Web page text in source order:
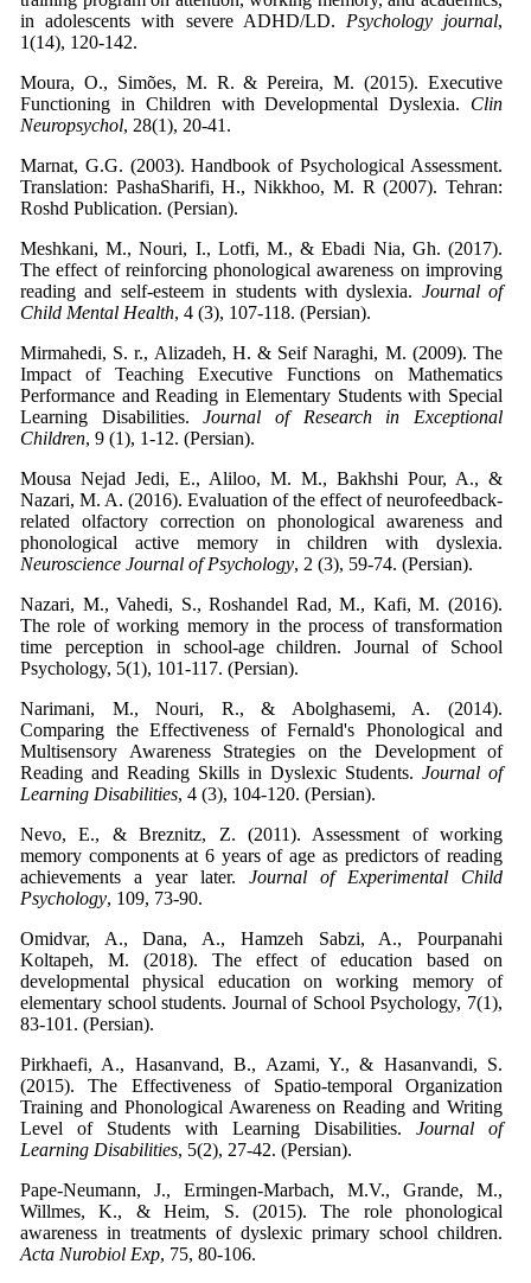
in adolescents with severe ADHD/LD. Psychology journal,
1(14), 120-142.
Moura, O., Simões, M. R. & Pereira, M. (2015). Executive
Functioning in Children with Developmental Dyslexia. Clin
Neuropsychol, 28(1), 20-41.
Marnat, G.G. (2003). Handbook of Psychological Assessment.
Translation: PashaSharifi, H., Nikkhoo, M. R (2007). Tehran:
Roshd Publication. (Persian).
Meshkani, M., Nouri, I., Lotfi, M., & Ebadi Nia, Gh. (2017).
The effect of reinforcing phonological awareness on improving
reading and self-esteem in students with dyslexia. Journal of
Child Mental Health, 4 (3), 107-118. (Persian).
Mirmahedi, S. r., Alizadeh, H. & Seif Naraghi, M. (2009). The
Impact of Teaching Executive Functions on Mathematics
Performance and Reading in Elementary Students with Special
Learning Disabilities.Journal of Research in Exceptional
Children, 9 (1), 1-12. (Persian).
Mousa Nejad Jedi, E., Aliloo, M. M., Bakhshi Pour, A., &
Nazari, M. A. (2016). Evaluation of the effect of neurofeedback-
related olfactory correction on phonological awareness and
phonological active memory in children with dyslexia.
Neuroscience Journal of Psychology, 2 (3), 59-74. (Persian).
Nazari, M., Vahedi, S., Roshandel Rad, M., Kafi, M. (2016).
The role of working memory in the process of transformation
time perception in school-age children. Journal of School
Psychology, 5(1), 101-117. (Persian).
Narimani, M., Nouri, R., & Abolghasemi, A. (2014).
Comparing the Effectiveness of Fernald's Phonological and
Multisensory Awareness Strategies on the Development of
Reading and Reading Skills in Dyslexic Students. Journal of
Learning Disabilities, 4 (3), 104-120. (Persian).
Nevo, E., & Breznitz, Z. (2011). Assessment of working
memory components at 6 years of age as predictors of reading
achievements a year later. Journal of Experimental Child
Psychology, 109, 73-90.
Omidvar, A., Dana, A., Hamzeh Sabzi, A., Pourpanahi
Koltapeh, M. (2018). The effect of education based on
developmental physical education on working memory of
elementary school students. Journal of School Psychology, 7(1),
83-101. (Persian).
Pirkhaefi, A., Hasanvand, B., Azami, Y., & Hasanvandi, S.
(2015). The Effectiveness of Spatio-temporal Organization
Training and Phonological Awareness on Reading and Writing
Level of Students with Learning Disabilities. Journal of
Learning Disabilities, 5(2), 27-42. (Persian).
Pape-Neumann, J., Ermingen-Marbach, M.V., Grande, M.,
Willmes, K., & Heim, S. (2015). The role phonological
awareness in treatments of dyslexic primary school children.
Acta Nurobiol Exp, 75, 80-106.